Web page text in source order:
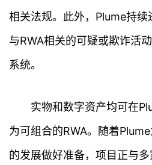
行
情
专
相关法规。此外，Plume持续
与RWA相关的可疑或欺诈活
系统。
实物和数字资产均可在
为可组合的RWA。随着
的发展做好准备，项目正与